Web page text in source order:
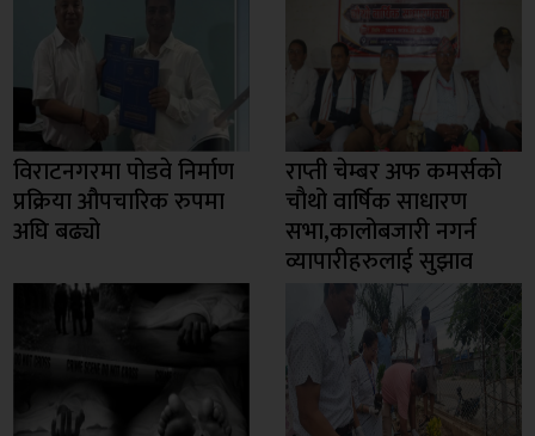
विराटनगरमा पोडवे निर्माण
प्रक्रिया औपचारिक रुपमा
अघि बढ्यो
राप्ती चेम्बर अफ कमर्सको
चाैथो वार्षिक साधारण
सभा,कालोबजारी नगर्न
व्यापारीहरुलाई सुझाव